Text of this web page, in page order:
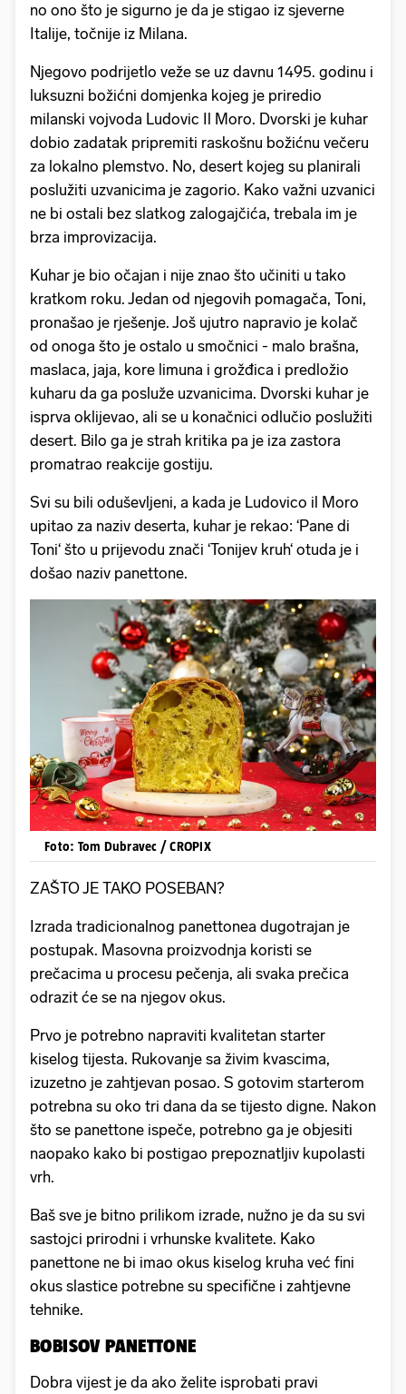
no ono što je sigurno je da je stigao iz sjeverne
Italije, točnije iz Milana.
Njegovo podrijetlo veže se uz davnu 1495. godinu i
luksuzni božićni domjenka kojeg je priredio
milanski vojvoda Ludovic Il Moro. Dvorski je kuhar
dobio zadatak pripremiti raskošnu božićnu večeru
za lokalno plemstvo. No, desert kojeg su planirali
poslužiti uzvanicima je zagorio. Kako važni uzvanici
ne bi ostali bez slatkog zalogajčića, trebala im je
brza improvizacija.
Kuhar je bio očajan i nije znao što učiniti u tako
kratkom roku. Jedan od njegovih pomagača, Toni,
pronašao je rješenje. Još ujutro napravio je kolač
od onoga što je ostalo u smočnici - malo brašna,
maslaca, jaja, kore limuna i grožđica i predložio
kuharu da ga posluže uzvanicima. Dvorski kuhar je
isprva oklijevao, ali se u konačnici odlučio poslužiti
desert. Bilo ga je strah kritika pa je iza zastora
promatrao reakcije gostiju.
Svi su bili oduševljeni, a kada je Ludovico il Moro
upitao za naziv deserta, kuhar je rekao: ‘Pane di
Toni‘ što u prijevodu znači ‘Tonijev kruh‘ otuda je i
došao naziv panettone.
Foto: Tom Dubravec / CROPIX
ZAŠTO JE TAKO POSEBAN?
Izrada tradicionalnog panettonea dugotrajan je
postupak. Masovna proizvodnja koristi se
prečacima u procesu pečenja, ali svaka prečica
odrazit će se na njegov okus.
Prvo je potrebno napraviti kvalitetan starter
kiselog tijesta. Rukovanje sa živim kvascima,
izuzetno je zahtjevan posao. S gotovim starterom
potrebna su oko tri dana da se tijesto digne. Nakon
što se panettone ispeče, potrebno ga je objesiti
naopako kako bi postigao prepoznatljiv kupolasti
vrh.
Baš sve je bitno prilikom izrade, nužno je da su svi
sastojci prirodni i vrhunske kvalitete. Kako
panettone ne bi imao okus kiselog kruha već fini
okus slastice potrebne su specifične i zahtjevne
tehnike.
BOBISOV PANETTONE
Dobra vijest je da ako želite isprobati pravi